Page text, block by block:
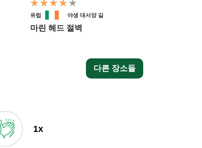
유럽 야생 대서양 길
마린 헤드 절벽
다른 장소들
1x